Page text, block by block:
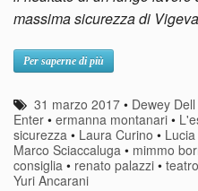
massima sicurezza di
Per saperne di più
31 marzo 2017 • Dewey Dell
Enter • ermanna montanari •
sicurezza • Laura Curino •
Marco Sciaccaluga • mimmo
consiglia • renato palazzi •
Yuri Ancarani